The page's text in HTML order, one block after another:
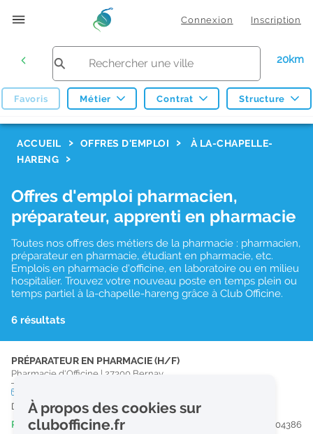
Connexion Inscription
20km
Favoris Métier Contrat Structure
ACCUEIL OFFRES D'EMPLOI
À LA-CHAPELLE-
HARENG
Offres d'emploi pharmacien,
préparateur, apprenti en pharmacie
Toutes nos offres des métiers de la pharmacie : pharmacien,
préparateur en pharmacie, étudiant en pharmacie, etc.
Emplois en pharmacie d'officine, en laboratoire ou en milieu
hospitalier. Trouvez votre nouveau poste en temps plein ou
temps partiel à la-chapelle-hareng grâce à Club Officine.
6 résultats
PRÉPARATEUR EN PHARMACIE (H/F)
Pharmacie d'Officine | 27300 Bernay
Dès que possible
Publiée il y a 18 heure(s)
#204386
À propos des cookies sur
clubofficine.fr